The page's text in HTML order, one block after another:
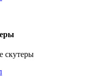
скутеры